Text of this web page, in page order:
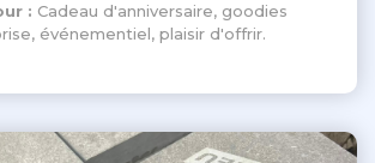
: Cadeau d'anniversaire, goodies
événementiel, plaisir d'offrir.